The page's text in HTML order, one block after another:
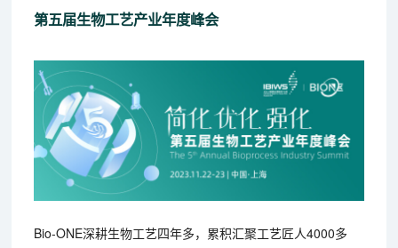
第五届生物工艺产业年度峰会
Bio-ONE深耕生物工艺四年多，累积汇聚工艺匠人4000多